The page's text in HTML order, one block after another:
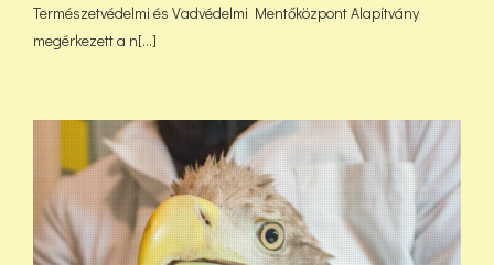
Természetvédelmi és Vadvédelmi Mentőközpont Alapítvány
megérkezett a n[...]